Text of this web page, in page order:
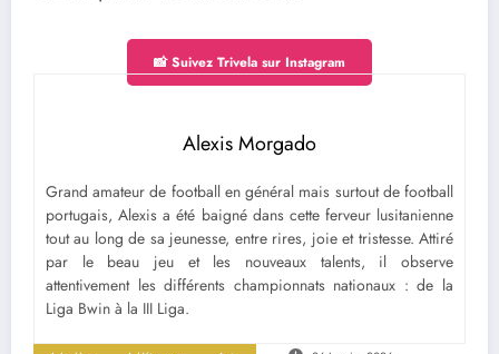
📸 Suivez Trivela sur Instagram
Alexis Morgado
Grand amateur de football en général mais surtout de football
portugais, Alexis a été baigné dans cette ferveur lusitanienne
tout au long de sa jeunesse, entre rires, joie et tristesse. Attiré
par le beau jeu et les nouveaux talents, il observe
attentivement les différents championnats nationaux : de la
Liga Bwin à la III Liga.